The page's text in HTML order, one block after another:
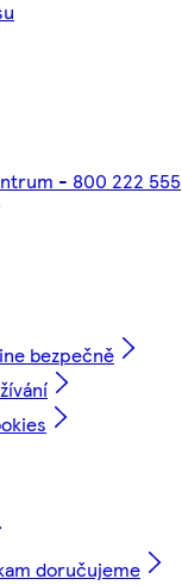
- 800 222 555
bezpečně
doručujeme